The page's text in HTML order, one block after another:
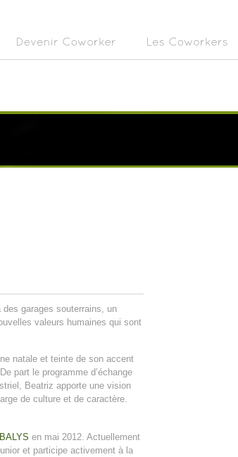
garages souterrains, un
valeurs humaines qui sont
natale et teinte de son accent
part le programme d’échange
Beatriz apporte une vision
de culture et de caractère.
en mai 2012. Actuellement
et participe activement à la